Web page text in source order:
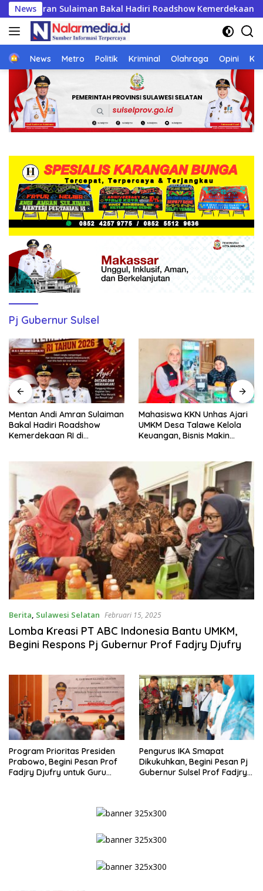
Langsung
ke
konten
News
Roadshow Kemerdekaan RI di Mappesangka Bone
Home
News Metro Politik Kriminal Olahraga Opini
Pj Gubernur Sulsel
Mahasiswa KKN Unhas Ajari
UMKM Desa Talawe Kelola
Keuangan, Bisnis Makin
Mahasiswa KKN Unhas Bantu
UMKM Desa Talawe Naik
Kelas Lewat WhatsApp
Berita, Sulawesi Selatan Februari 15, 2025
Lomba Kreasi PT ABC Indonesia Bantu UMKM,
Begini Respons Pj Gubernur Prof Fadjry Djufry
Program Prioritas Presiden
Prabowo, Begini Pesan Prof
Fadjry Djufry untuk Guru
Pengurus IKA Smapat
Dikukuhkan, Begini Pesan Pj
Gubernur Sulsel Prof Fadjry